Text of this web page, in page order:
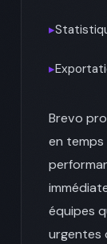
▸
▸
Brevo
en temps
équipes
urgentes